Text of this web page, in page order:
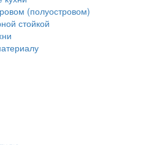
(полуостровом)
стойкой